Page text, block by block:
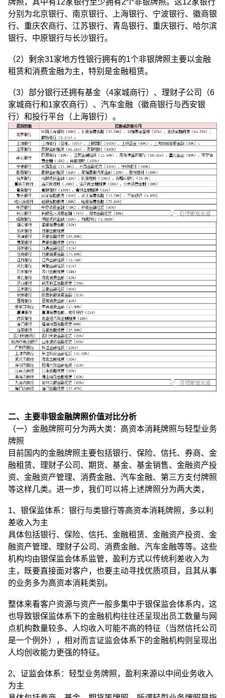
牌照，其中有12家银行至少拥有2个非银牌照。这12家银行
分别为北京银行、南京银行、上海银行、宁波银行、徽商银
行、重庆农商行、江苏银行、青岛银行、重庆银行、哈尔滨
银行、中原银行与长沙银行。
（2）剩余31家地方性银行拥有的1个非银牌照主要以金融
租赁和消费金融为主，特别是金融租赁。
（3）部分银行还拥有基金（4家城商行）、理财子公司（6
家城商行和1家农商行）、汽车金融（徽商银行与西安银
行）和投行平台（上海银行）。
二、主要非银金融牌照价值对比分析
（一）金融牌照可分为两大类：高资本消耗牌照与轻型业务
牌照
目前国内的金融牌照主要包括银行、保险、信托、券商、金
融租赁、理财子公司、期货、基金、基金销售、金融资产投
资、金融资产管理、消费金融、汽车金融、第三方支付牌照
等这样几类。进一步，我们可以将上述牌照分为两大类，
1、银保监体系：银行与类银行等高资本消耗牌照，多以利
差收入为主
具体包括银行、保险、信托、金融租赁、金融资产投资、金
融资产管理、理财子公司、消费金融、汽车金融等等。这些
机构均由银保监会体系监管，盈利方式以传统利差收入为
主，既要直接面对客户，也要主动寻找优质项目，且其从事
的业务多为高资本消耗类别。
整体来看客户资源与资产一般多集中于银保监会体系内，这
也导致银保监体系下的金融机构往往还呈现出员工数量与网
点机构数量较多、人均收入可能不高的特征（当然信托公司
是一个例外），相对而言证监会体系下的金融机构则呈现出
人均创收能力更强的特征。
2、证监会体系：轻型业务牌照，盈利来源以中间业务收入
为主